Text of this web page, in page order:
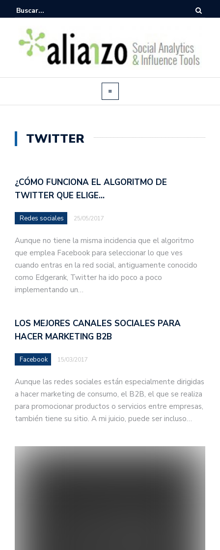
TWITTER
¿CÓMO FUNCIONA EL ALGORITMO DE
TWITTER QUE ELIGE…
Redes sociales 25/05/2017
Aunque no tiene la misma incidencia que el algoritmo
que emplea Facebook para seleccionar lo que ves
cuando entras en la red social, antiguamente conocido
como Edgerank, Twitter ha ido poco a poco
implementando un…
LOS MEJORES CANALES SOCIALES PARA
HACER MARKETING B2B
Facebook 15/03/2017
Aunque las redes sociales están especialmente dirigidas
a hacer marketing de consumo, el B2B, el que se realiza
para promocionar productos o servicios entre empresas,
también tiene su sitio. A mi juicio, puede ser incluso…